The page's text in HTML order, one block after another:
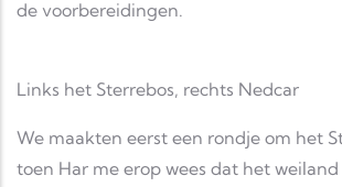
de voorbereidingen.
Links het Sterrebos, rechts Nedcar
We maakten eerst een rondje om het
toen Har me erop wees dat het